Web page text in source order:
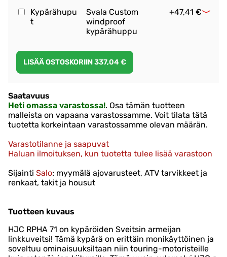
Kypärähupu
t
Svala Custom
windproof
kypärähuppu
+47,41 €
Saatavuus
Heti omassa varastossa!. Osa tämän tuotteen
malleista on vapaana varastossamme. Voit tilata tätä
tuotetta korkeintaan varastossamme olevan määrän.
Varastotilanne ja saapuvat
Haluan ilmoituksen, kun tuotetta tulee lisää varastoon
Sijainti Salo: myymälä ajovarusteet, ATV tarvikkeet ja
renkaat, takit ja housut
Tuotteen kuvaus
HJC RPHA 71 on kypäröiden Sveitsin armeijan
linkkuveitsi! Tämä kypärä on erittäin monikäyttöinen ja
soveltuu ominaisuuksiltaan niin touring-motoristeille